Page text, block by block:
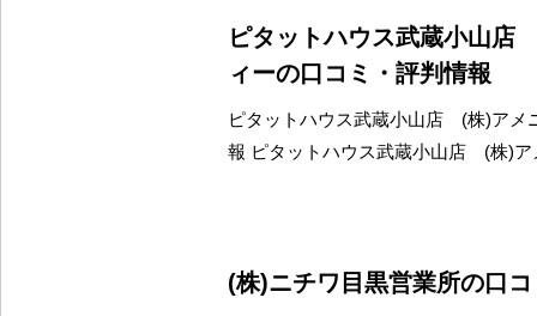
ピタットハウス武蔵小山店
ィーの口コミ・評判情報
ピタットハウス武蔵小山店 (株)アメ
報 ピタットハウス武蔵小山店 (株)ア
(株)ニチワ目黒営業所の口